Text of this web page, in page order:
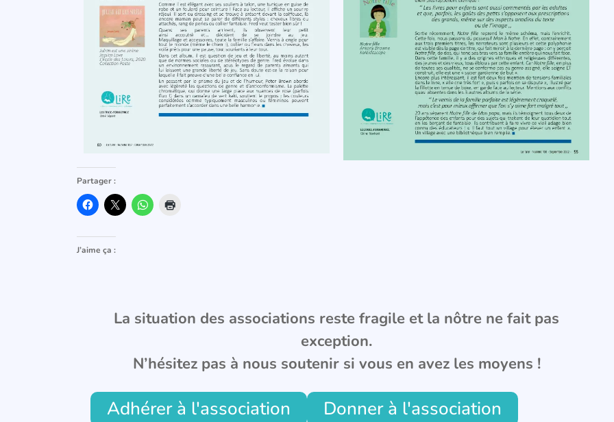
Partager :
J’aime ça :
La situation des associations reste fragile et la nôtre ne fait pas
exception.
N’hésitez pas à nous soutenir si vous en avez les moyens !
Adhérer à l'association Donner à l'association